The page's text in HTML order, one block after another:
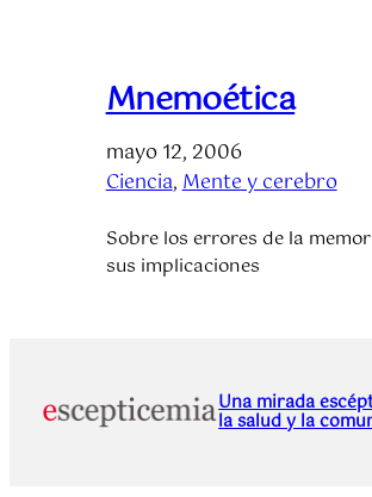
Mnemoética
mayo 12, 2006
Ciencia, Mente y cerebro
Sobre los errores de la
sus implicaciones
Una mirada
la salud y la